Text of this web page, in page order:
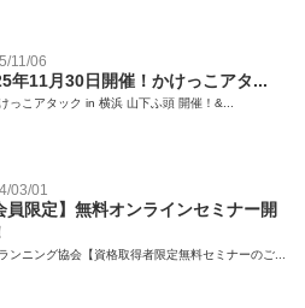
11/06
年11月30日開催！かけっこアタ...
っこアタック in 横浜 山下ふ頭 開催！&...
03/01
員限定】無料オンラインセミナー開
ンニング協会【資格取得者限定無料セミナーのご...